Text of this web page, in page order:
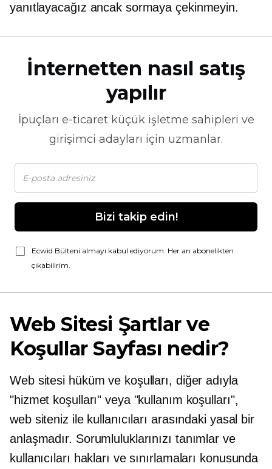
yanıtlayacağız ancak sormaya çekinmeyin.
İnternetten nasıl satış
yapılır
İpuçları e-ticaretküçük işletme sahipleri ve
girişimci adayları için uzmanlar.
Bizi takip edin!
Ecwid Bülteni almayı kabul ediyorum. Her an abonelikten
çıkabilirim.
Web Sitesi Şartlar ve
Koşullar Sayfası nedir?
Web sitesi hüküm ve koşulları, diğer adıyla
"hizmet koşulları" veya "kullanım koşulları",
web siteniz ile kullanıcıları arasındaki yasal bir
anlaşmadır. Sorumluluklarınızı tanımlar ve
kullanıcıları hakları ve sınırlamaları konusunda